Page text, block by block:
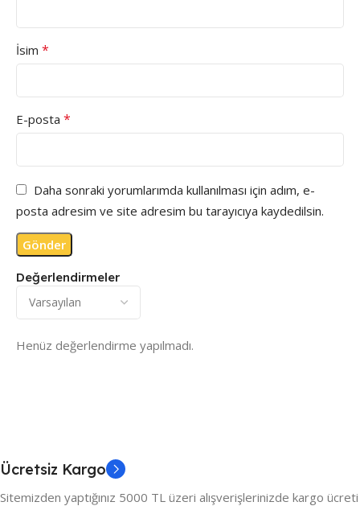
Değerlendirmeler
Henüz değerlendirme yapılmadı.
İsim *
E-posta *
Daha sonraki yorumlarımda kullanılması için adım, e-
posta adresim ve site adresim bu tarayıcıya kaydedilsin.
Ücretsiz Kargo
Sitemizden yaptığınız 5000 TL üzeri alışverişlerinizde kargo ücreti